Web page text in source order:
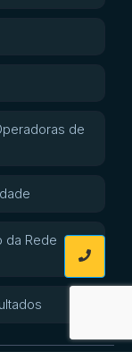
de
da Rede